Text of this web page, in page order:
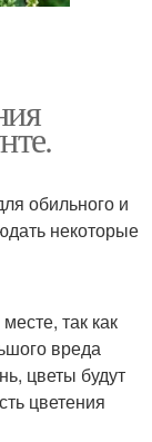
обильного и
некоторые
так как
вреда
цветы будут
цветения